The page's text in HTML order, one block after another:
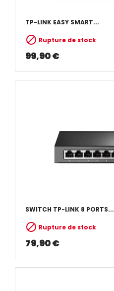
TP-LINK EASY SMART...
 Rupture de stock
99,90 €
SWITCH TP-LINK 8 PORTS...
 Rupture de stock
79,90 €